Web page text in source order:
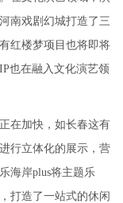
南戏剧幻城打造了三
红楼梦项目也将即将
也在融入文化演艺领
在加快，如长春这有
行立体化的展示，营
海岸plus将主题乐
打造了一站式的休闲